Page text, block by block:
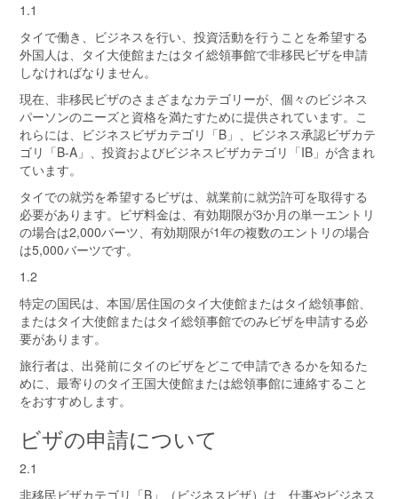
1.1
タイで働き、ビジネスを行い、投資活動を行うことを希望する
外国人は、タイ大使館またはタイ総領事館で非移民ビザを申請
しなければなりません。
現在、非移民ビザのさまざまなカテゴリーが、個々のビジネス
パーソンのニーズと資格を満たすために提供されています。こ
れらには、ビジネスビザカテゴリ「B」、ビジネス承認ビザカテ
ゴリ「B-A」、投資およびビジネスビザカテゴリ「IB」が含まれ
ています。
タイでの就労を希望するビザは、就業前に就労許可を取得する
必要があります。ビザ料金は、有効期限が3か月の単一エントリ
の場合は2,000バーツ、有効期限が1年の複数のエントリの場合
は5,000バーツです。
1.2
特定の国民は、本国/居住国のタイ大使館またはタイ総領事館、
またはタイ大使館またはタイ総領事館でのみビザを申請する必
要があります。
旅行者は、出発前にタイのビザをどこで申請できるかを知るた
めに、最寄りのタイ王国大使館または総領事館に連絡すること
をおすすめします。
ビザの申請について
2.1
非移民ビザカテゴリ「B」（ビジネスビザ）は、仕事やビジネス